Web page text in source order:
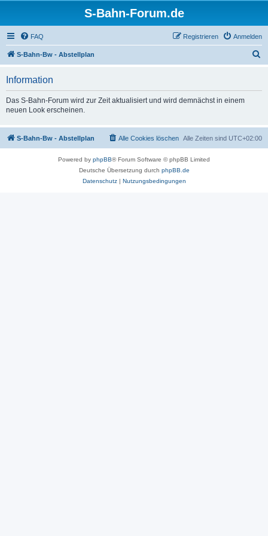
S-Bahn-Forum.de
FAQ Anmelden
Registrieren
S-Bahn-Bw - Abstellplan
Information
Das S-Bahn-Forum wird zur Zeit aktualisiert und wird demnächst in einem
neuen Look erscheinen.
S-Bahn-Bw - Abstellplan Alle Zeiten sind UTC+02:00
Alle Cookies löschen
Powered by phpBB® Forum Software © phpBB Limited
Deutsche Übersetzung durch phpBB.de
Datenschutz| Nutzungsbedingungen